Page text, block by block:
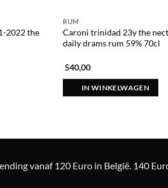
2022 the
RUM
Caroni trinidad 23y the
daily drams rum 59% 70cl
540,00
IN WINKELWAGEN
vanaf 120 Euro in België. 140